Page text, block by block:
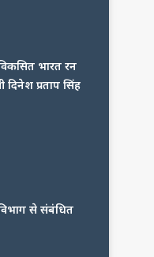
भारत रन
दिनेश प्रताप सिंह
विभाग से संबंधित